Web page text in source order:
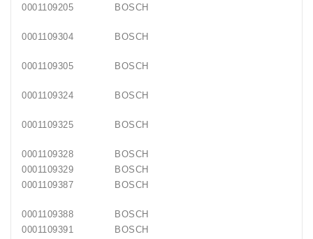
0001109205
BOSCH
0001109304 BOSCH
0001109305 BOSCH
0001109324 BOSCH
0001109325 BOSCH
0001109328
BOSCH
0001109329
BOSCH
0001109387
BOSCH
0001109388
BOSCH
0001109391
BOSCH